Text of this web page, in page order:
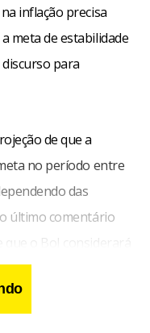
inflação precisa
meta de estabilidade
discurso para
de que a
no período entre
das
último comentário
o BoJ considerará
monetária,
Dow Jones